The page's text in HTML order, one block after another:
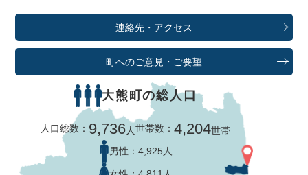
連絡先・アクセス
町へのご意見・ご要望
大熊町の総人口
人口総数： 9,736人世帯数：4,204世帯
男性： 4,925人